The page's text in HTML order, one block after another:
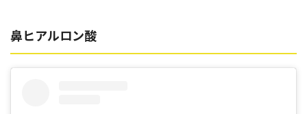
鼻ヒアルロン酸